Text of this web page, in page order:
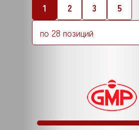
1 2 3
5
по 28 позиций